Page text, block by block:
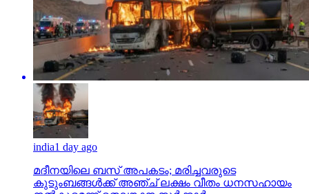
india1 day ago
മദീനയിലെ ബസ് അപകടം; മരിച്ചവരുടെ
കുടുംബങ്ങള്‍ക്ക് അഞ്ച് ലക്ഷം വീതം ധനസഹായം